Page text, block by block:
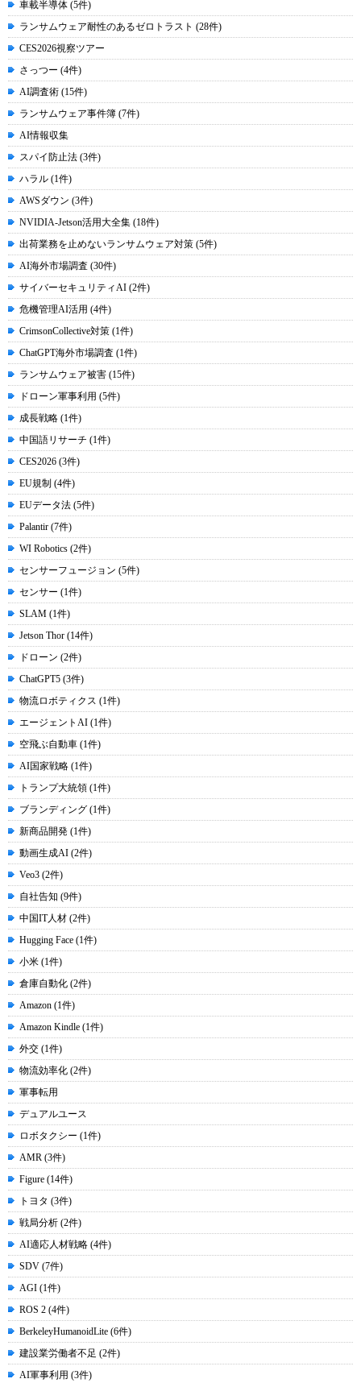
車載半導体 (5件)
ランサムウェア耐性のあるゼロトラスト (28件)
CES2026視察ツアー
さっつー (4件)
AI調査術 (15件)
ランサムウェア事件簿 (7件)
AI情報収集
スパイ防止法 (3件)
ハラル (1件)
AWSダウン (3件)
NVIDIA-Jetson活用大全集 (18件)
出荷業務を止めないランサムウェア対策 (5件)
AI海外市場調査 (30件)
サイバーセキュリティAI (2件)
危機管理AI活用 (4件)
CrimsonCollective対策 (1件)
ChatGPT海外市場調査 (1件)
ランサムウェア被害 (15件)
ドローン軍事利用 (5件)
成長戦略 (1件)
中国語リサーチ (1件)
CES2026 (3件)
EU規制 (4件)
EUデータ法 (5件)
Palantir (7件)
WI Robotics (2件)
センサーフュージョン (5件)
センサー (1件)
SLAM (1件)
Jetson Thor (14件)
ドローン (2件)
ChatGPT5 (3件)
物流ロボティクス (1件)
エージェントAI (1件)
空飛ぶ自動車 (1件)
AI国家戦略 (1件)
トランプ大統領 (1件)
ブランディング (1件)
新商品開発 (1件)
動画生成AI (2件)
Veo3 (2件)
自社告知 (9件)
中国IT人材 (2件)
Hugging Face (1件)
小米 (1件)
倉庫自動化 (2件)
Amazon (1件)
Amazon Kindle (1件)
外交 (1件)
物流効率化 (2件)
軍事転用
デュアルユース
ロボタクシー (1件)
AMR (3件)
Figure (14件)
トヨタ (3件)
戦局分析 (2件)
AI適応人材戦略 (4件)
SDV (7件)
AGI (1件)
ROS 2 (4件)
BerkeleyHumanoidLite (6件)
建設業労働者不足 (2件)
AI軍事利用 (3件)